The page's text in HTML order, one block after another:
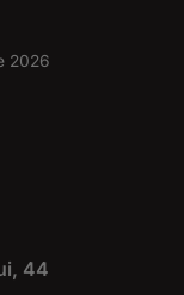
2026
44